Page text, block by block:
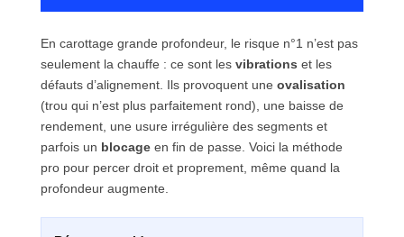
En carottage grande profondeur, le risque n°1 n’est pas
seulement la chauffe : ce sont les vibrations et les
défauts d’alignement. Ils provoquent une ovalisation
(trou qui n’est plus parfaitement rond), une baisse de
rendement, une usure irrégulière des segments et
parfois un blocage en fin de passe. Voici la méthode
pro pour percer droit et proprement, même quand la
profondeur augmente.